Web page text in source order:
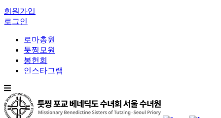
회원가입
로그인
로마총원
툿찡모원
봉헌회
인스타그램